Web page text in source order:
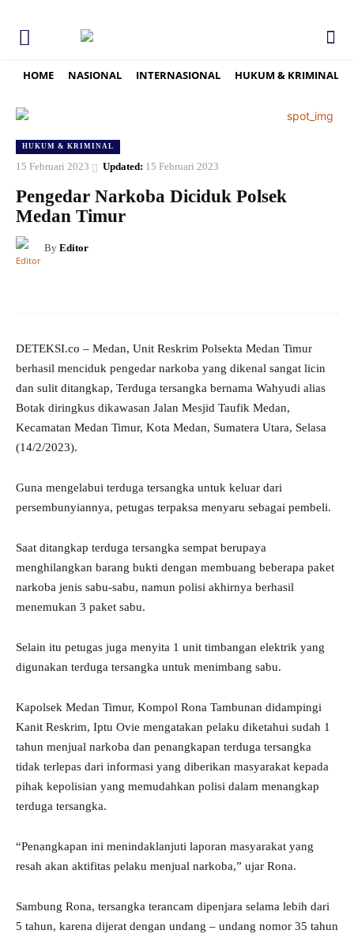
HOME NASIONAL INTERNASIONAL HUKUM & KRIMINAL
HUKUM & KRIMINAL
15 Februari 2023 Updated: 15 Februari 2023
Pengedar Narkoba Diciduk Polsek
Medan Timur
By Editor
DETEKSI.co – Medan, Unit Reskrim Polsekta Medan Timur
berhasil menciduk pengedar narkoba yang dikenal sangat licin
dan sulit ditangkap, Terduga tersangka bernama Wahyudi alias
Botak diringkus dikawasan Jalan Mesjid Taufik Medan,
Kecamatan Medan Timur, Kota Medan, Sumatera Utara, Selasa
(14/2/2023).
Guna mengelabui terduga tersangka untuk keluar dari
persembunyiannya, petugas terpaksa menyaru sebagai pembeli.
Saat ditangkap terduga tersangka sempat berupaya
menghilangkan barang bukti dengan membuang beberapa paket
narkoba jenis sabu-sabu, namun polisi akhirnya berhasil
menemukan 3 paket sabu.
Selain itu petugas juga menyita 1 unit timbangan elektrik yang
digunakan terduga tersangka untuk menimbang sabu.
Kapolsek Medan Timur, Kompol Rona Tambunan didampingi
Kanit Reskrim, Iptu Ovie mengatakan pelaku diketahui sudah 1
tahun menjual narkoba dan penangkapan terduga tersangka
tidak terlepas dari informasi yang diberikan masyarakat kepada
pihak kepolisian yang memudahkan polisi dalam menangkap
terduga tersangka.
“Penangkapan ini menindaklanjuti laporan masyarakat yang
resah akan aktifitas pelaku menjual narkoba,” ujar Rona.
Sambung Rona, tersangka terancam dipenjara selama lebih dari
5 tahun, karena dijerat dengan undang – undang nomor 35 tahun